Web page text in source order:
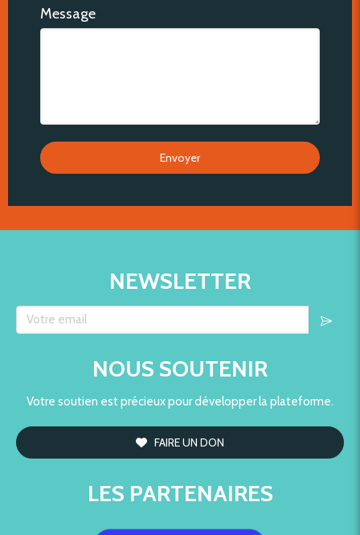
Message
Envoyer
NEWSLETTER
Votre email
NOUS SOUTENIR
Votre soutien est précieux pour développer la plateforme.
FAIRE UN DON
LES PARTENAIRES